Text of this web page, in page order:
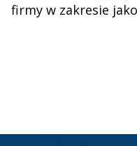
firmy w zakresie